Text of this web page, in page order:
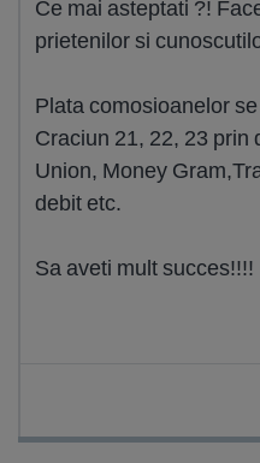
Ce mai asteptati ?!
prietenilor si
Plata comosioanelor
Craciun 21, 22, 23 prin
Union, Money
debit etc.
Sa aveti mult succes!!!!